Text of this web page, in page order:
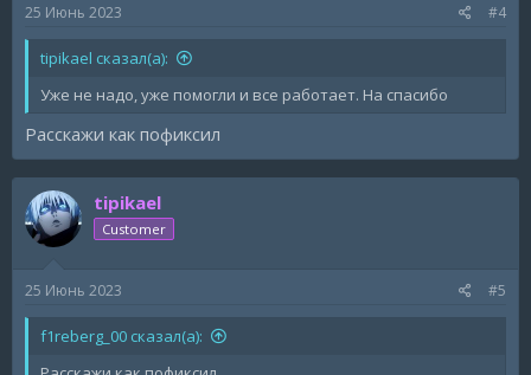
25 Июнь 2023 #4
tipikael сказал(а):
Уже не надо, уже помогли и все работает. На спасибо
Расскажи как пофиксил
tipikael
Customer
25 Июнь 2023 #5
f1reberg_00 сказал(а):